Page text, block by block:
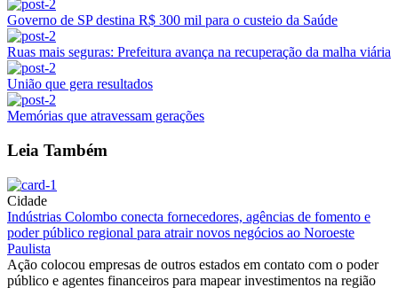
Governo de SP destina R$ 300 mil para o custeio da Saúde
Ruas mais seguras: Prefeitura avança na recuperação da malha viária
União que gera resultados
Memórias que atravessam gerações
Leia Também
Cidade
Indústrias Colombo conecta fornecedores, agências de fomento e
poder público regional para atrair novos negócios ao Noroeste
Paulista
Ação colocou empresas de outros estados em contato com o poder
público e agentes financeiros para mapear investimentos na região